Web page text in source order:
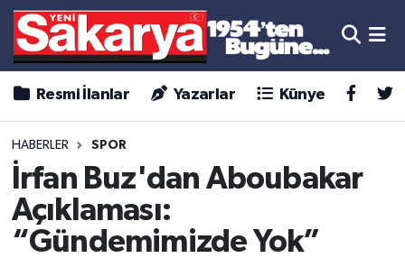
Resmi İlanlar Yazarlar Künye
HABERLER SPOR
İrfan Buz'dan Aboubakar
Açıklaması:
“Gündemimizde Yok”